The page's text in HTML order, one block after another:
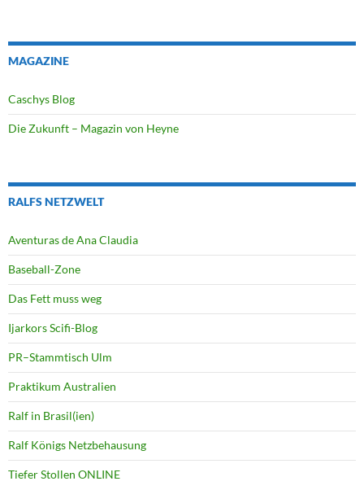
MAGAZINE
Caschys Blog
Die Zukunft – Magazin von Heyne
RALFS NETZWELT
Aventuras de Ana Claudia
Baseball-Zone
Das Fett muss weg
Ijarkors Scifi-Blog
PR–Stammtisch Ulm
Praktikum Australien
Ralf in Brasil(ien)
Ralf Königs Netzbehausung
Tiefer Stollen ONLINE